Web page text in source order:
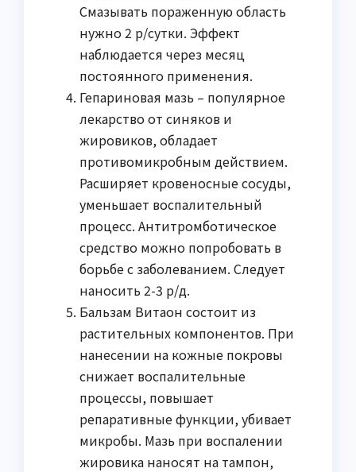
Смазывать пораженную область
нужно 2 р/сутки. Эффект
наблюдается через месяц
постоянного применения.
Гепариновая мазь – популярное
лекарство от синяков и
жировиков, обладает
противомикробным действием.
Расширяет кровеносные сосуды,
уменьшает воспалительный
процесс. Антитромботическое
средство можно попробовать в
борьбе с заболеванием. Следует
наносить 2-3 р/д.
Бальзам Витаон состоит из
растительных компонентов. При
нанесении на кожные покровы
снижает воспалительные
процессы, повышает
репаративные функции, убивает
микробы. Мазь при воспалении
жировика наносят на тампон,